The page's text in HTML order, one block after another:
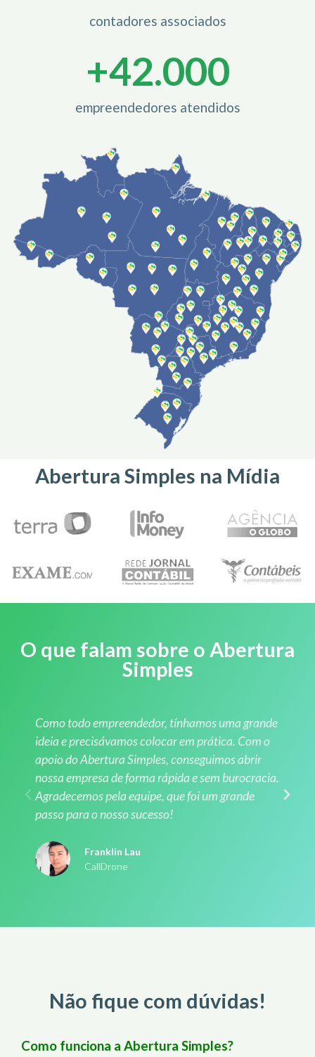
contadores associados
empreendedores atendidos
+42.000
Abertura Simples na Mídia
O que falam sobre o Abertura
Simples
Como todo empreendedor, tínhamos uma grande
ideia e precisávamos colocar em prática. Com o
apoio do Abertura Simples, conseguimos abrir
nossa empresa de forma rápida e sem burocracia.
Agradecemos pela equipe, que foi um grande
passo para o nosso sucesso!
Franklin Lau
CallDrone
Não fique com dúvidas!
Como funciona a Abertura Simples?